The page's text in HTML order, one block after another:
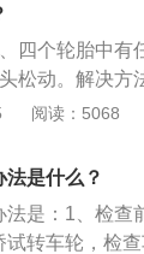
象，会导致发
四个轮胎中有
松动。解决方
方向机的拉
汽车车轮高
动、方向盘震
阅读：5068
是什么？
是：1、检查
转车轮，检